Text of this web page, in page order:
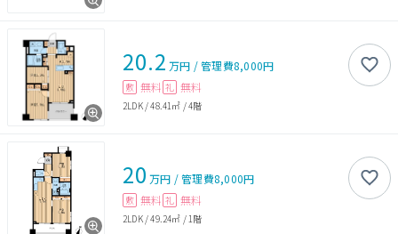
20.2 万円 /管理費8,000円
敷 無料 礼 無料
2LDK/48.41㎡ /4階
20 万円 /管理費8,000円
敷 無料 礼 無料
2LDK/49.24㎡ / 1階